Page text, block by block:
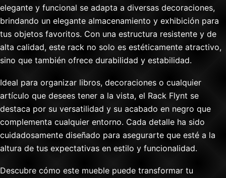
elegante y funcional se adapta a diversas decoraciones,
brindando un elegante almacenamiento y exhibición para
tus objetos favoritos. Con una estructura resistente y de
alta calidad, este rack no solo es estéticamente atractivo,
sino que también ofrece durabilidad y estabilidad.
Ideal para organizar libros, decoraciones o cualquier
artículo que desees tener a la vista, el Rack Flynt se
destaca por su versatilidad y su acabado en negro que
complementa cualquier entorno. Cada detalle ha sido
cuidadosamente diseñado para asegurarte que esté a la
altura de tus expectativas en estilo y funcionalidad.
Descubre cómo este mueble puede transformar tu